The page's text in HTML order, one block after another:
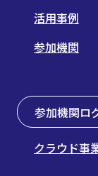
活用事例
参加機関
参加機関ロ
クラウド事